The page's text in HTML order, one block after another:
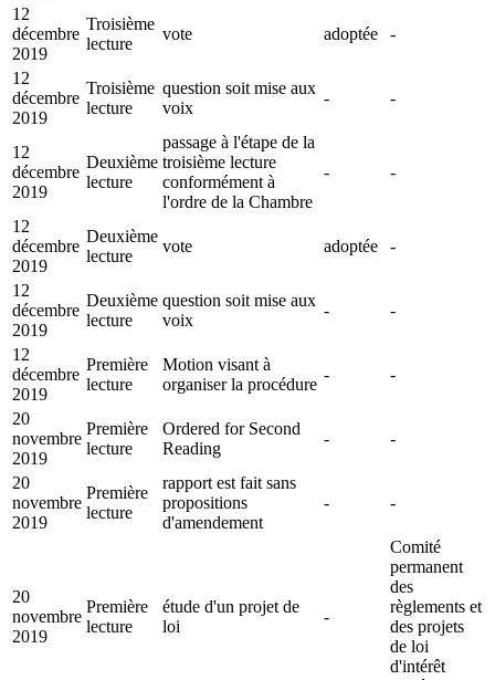
12
décembre
2019
Troisième
lecture
vote adoptée -
12
décembre
2019
Troisième
lecture
question soit mise aux
voix
- -
12
décembre
2019
Deuxième
lecture
passage à l'étape de la
troisième lecture
conformément à
l'ordre de la Chambre
- -
12
décembre
2019
Deuxième
lecture
vote adoptée -
12
décembre
2019
Deuxième
lecture
question soit mise aux
voix
- -
12
décembre
2019
Première
lecture
Motion visant à
organiser la procédure
- -
20
novembre
2019
Première
lecture
Ordered for Second
Reading
- -
20
novembre
2019
Première
lecture
rapport est fait sans
propositions
d'amendement
- -
20
novembre
2019
Première
lecture
étude d'un projet de
loi
-
Comité
permanent
des
règlements et
des projets
de loi
d'intérêt